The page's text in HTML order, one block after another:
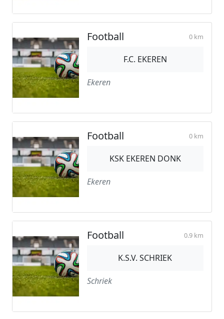
Football 0 km
F.C. EKEREN
Ekeren
Football 0 km
KSK EKEREN DONK
Ekeren
Football 0.9 km
K.S.V. SCHRIEK
Schriek